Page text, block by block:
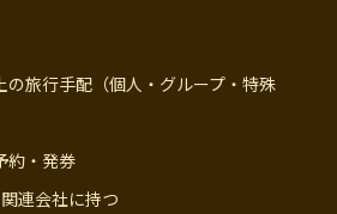
の旅行手配（個人・グループ・特殊
約・発券
連会社に持つ